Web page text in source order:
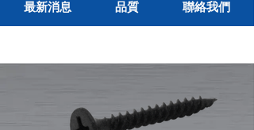
最新消息
品質 聯絡我們